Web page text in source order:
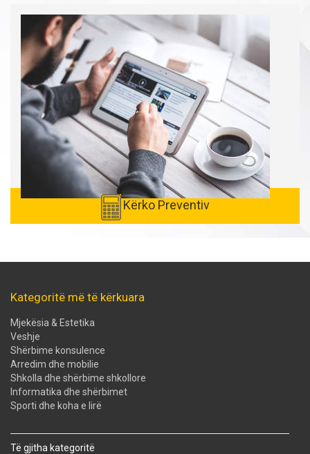
Kërko Preventiv
Kategoritë më të kërkuara
Mjekësia & Estetika
Veshje
Shërbime konsulence
Arredim dhe mobilie
Shkolla dhe shërbime shkollore
Informatika dhe shërbimet
Sporti dhe koha e lirë
Të gjitha kategoritë